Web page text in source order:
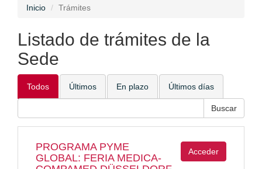
Inicio Trámites
Listado de trámites de la
Sede
Todos Últimos En plazo Últimos días
PROGRAMA PYME
GLOBAL: FERIA MEDICA-
Acceder